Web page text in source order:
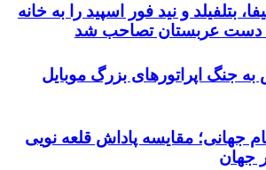
بتلفیلد و نید فور اسپید را به خانه
دست عربستان تصاحب شد
جنگ اپراتورهای بزرگ موبایل
جهانی؛ مقایسه پاداش قلعه نویی
جهان